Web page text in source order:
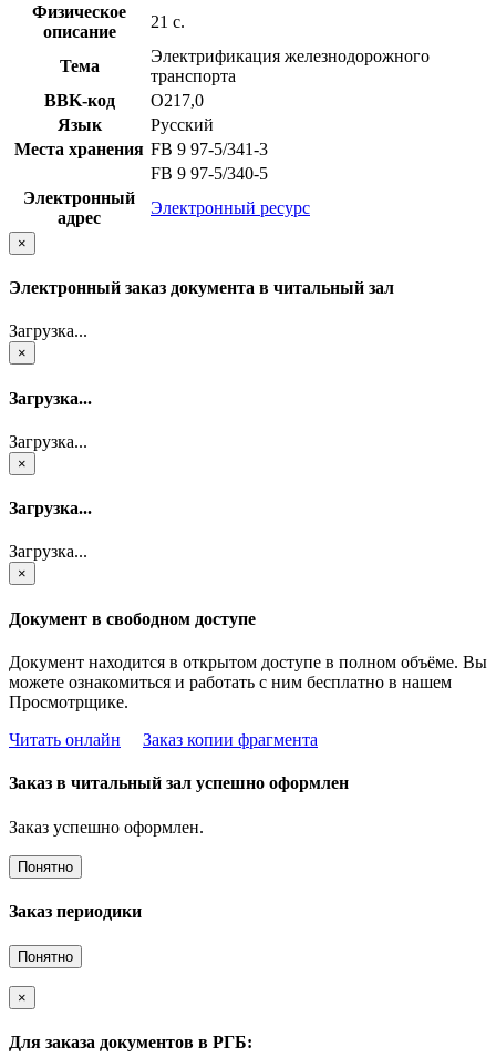
Физическое
описание
21 с.
Тема
Электрификация железнодорожного
транспорта
BBK-код
О217,0
Язык
Русский
Места хранения FB 9 97-5/341-3
FB 9 97-5/340-5
Электронный
адрес
Электронный ресурс
×
Электронный заказ документа в читальный зал
Загрузка...
×
Загрузка...
Загрузка...
×
Загрузка...
Загрузка...
×
Документ в свободном доступе
Документ находится в открытом доступе в полном объёме. Вы
можете ознакомиться и работать с ним бесплатно в нашем
Просмотрщике.
Читать онлайн
Заказ копии фрагмента
Заказ в читальный зал успешно оформлен
Заказ успешно оформлен.
Понятно
Заказ периодики
Понятно
×
Для заказа документов в РГБ: